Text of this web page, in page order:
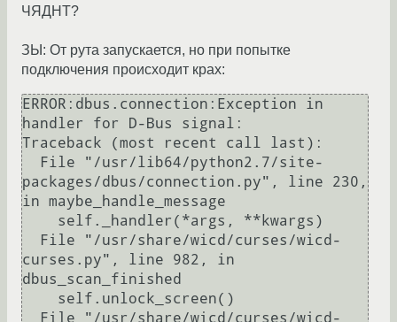
ЧЯДНТ?
ЗЫ: От рута запускается, но при попытке
подключения происходит крах:
ERROR:dbus.connection:Exception in
handler for D-Bus signal:
Traceback (most recent call last):
packages/dbus/connection.py", line 230,
in maybe_handle_message
curses.py", line 982, in
dbus_scan_finished